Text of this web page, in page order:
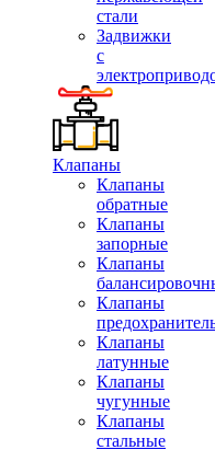
стали
Задвижки
с
Клапаны
Клапаны
обратные
Клапаны
запорные
Клапаны
Клапаны
Клапаны
латунные
Клапаны
чугунные
Клапаны
стальные